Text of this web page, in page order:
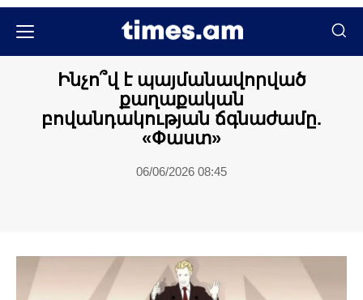
Ինչո՞վ է պայմանավորված
քաղաքական
բովանդակության ճգնաժամը.
«Փաստ»
06/06/2026 08:45